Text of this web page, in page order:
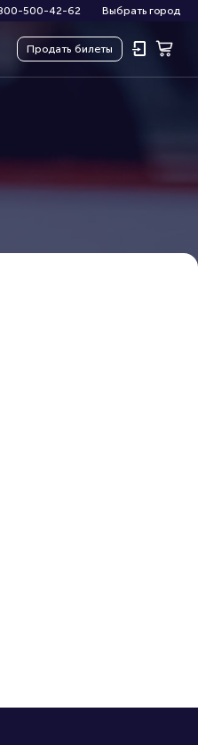
500-42-62 Выбрать город
Продать билеты